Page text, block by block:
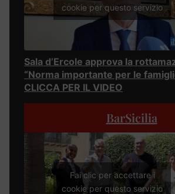
cookie per questo servizio
Sala d’Ercole approva la
“Norma importante per le
CLICCA PER IL VIDEO
BarSicilia
Fai clic per accettare i
cookie per questo servizio